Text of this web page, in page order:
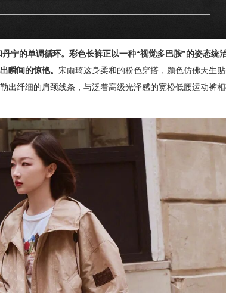
宁的单调循环。彩色长裤正以一种“视觉多巴胺”的姿态统
瞬间的惊艳。 宋雨琦这身柔和的粉色穿搭，颜色仿佛天生
出纤细的肩颈线条，与泛着高级光泽感的宽松低腰运动裤